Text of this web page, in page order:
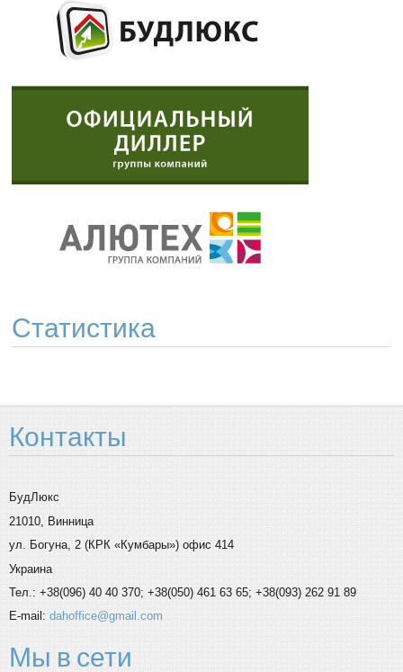
Статистика
Контакты
БудЛюкс
21010, Винница
ул. Богуна, 2 (КРК «Кумбары») офис 414
Украина
Тел.: +38(096) 40 40 370; +38(050) 461 63 65; +38(093) 262 91 89
E-mail: dahoffice@gmail.com
Мы в сети